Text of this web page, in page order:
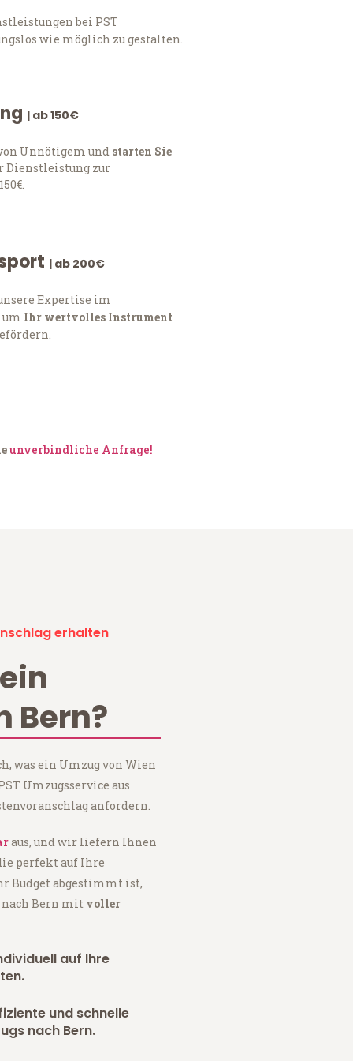
bei PST
wie möglich zu gestalten.
| ab 150€
Unnötigem und starten Sie
Dienstleistung zur
| ab 200€
Expertise im
um Ihr wertvolles Instrument
unverbindliche Anfrage!
erhalten
Bern?
was ein Umzug von Wien
Umzugsservice aus
anfordern.
aus, und wir liefern Ihnen
perfekt auf Ihre
Budget abgestimmt ist,
nach Bern mit voller
auf Ihre
und schnelle
nach Bern.